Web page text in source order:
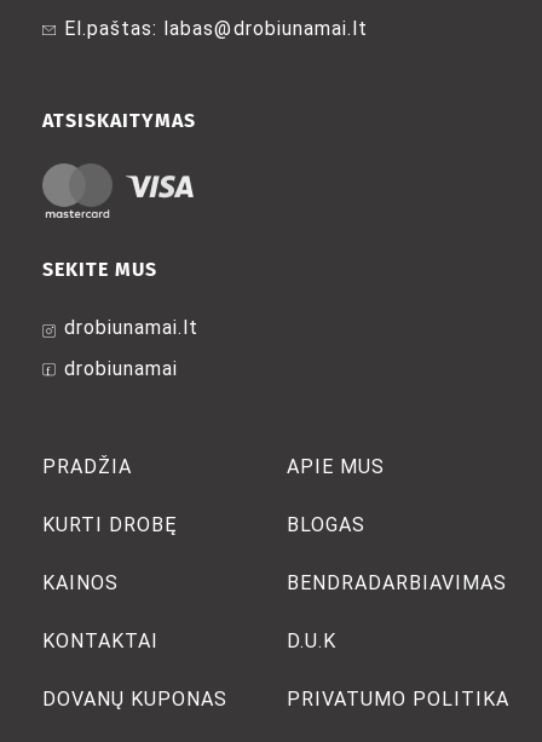
the
PRADŽIA
KURTI DROBĘ
KAINOS
KONTAKTAI
DOVANŲ KUPONAS
APIE MUS
BLOGAS
BENDRADARBIAVIMAS
D.U.K
PRIVATUMO POLITIKA
SEKITE MUS
drobiunamai.lt
drobiunamai
ATSISKAITYMAS
El.paštas: labas@drobiunamai.lt